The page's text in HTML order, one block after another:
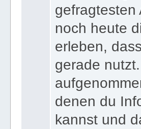
gefragtesten
noch heute
erleben,
gerade
denen du
kannst und